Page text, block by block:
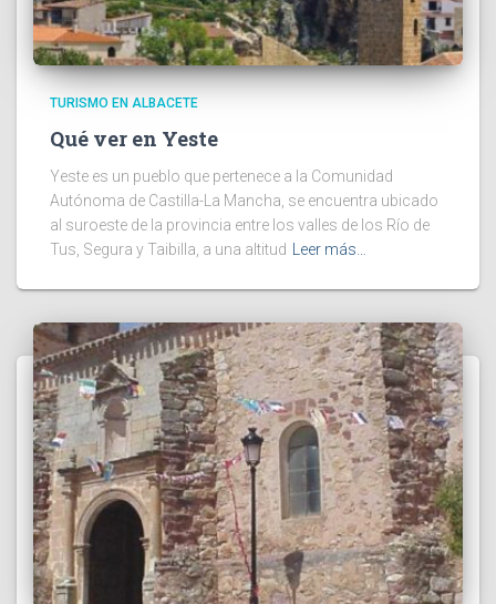
TURISMO EN ALBACETE
Qué ver en Yeste
Yeste es un pueblo que pertenece a la Comunidad
Autónoma de Castilla-La Mancha, se encuentra ubicado
al suroeste de la provincia entre los valles de los Río de
Tus, Segura y Taibilla, a una altitud Leer más…